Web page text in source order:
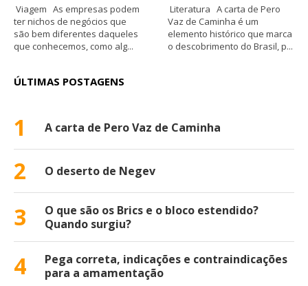
Viagem As empresas podem
ter nichos de negócios que
são bem diferentes daqueles
que conhecemos, como alg...
Literatura A carta de Pero
Vaz de Caminha é um
elemento histórico que marca
o descobrimento do Brasil, p...
ÚLTIMAS POSTAGENS
1 A carta de Pero Vaz de Caminha
2 O deserto de Negev
3
O que são os Brics e o bloco estendido?
Quando surgiu?
4
Pega correta, indicações e contraindicações
para a amamentação